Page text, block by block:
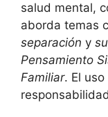
salud mental,
aborda temas
separación y
Pensamiento
Familiar. El